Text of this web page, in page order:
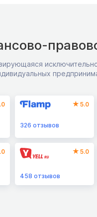
5.0
326 отзывов
5.0
458 отзывов